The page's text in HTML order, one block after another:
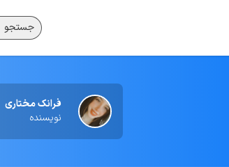
جستجو
فرانک مختاری
نویسنده